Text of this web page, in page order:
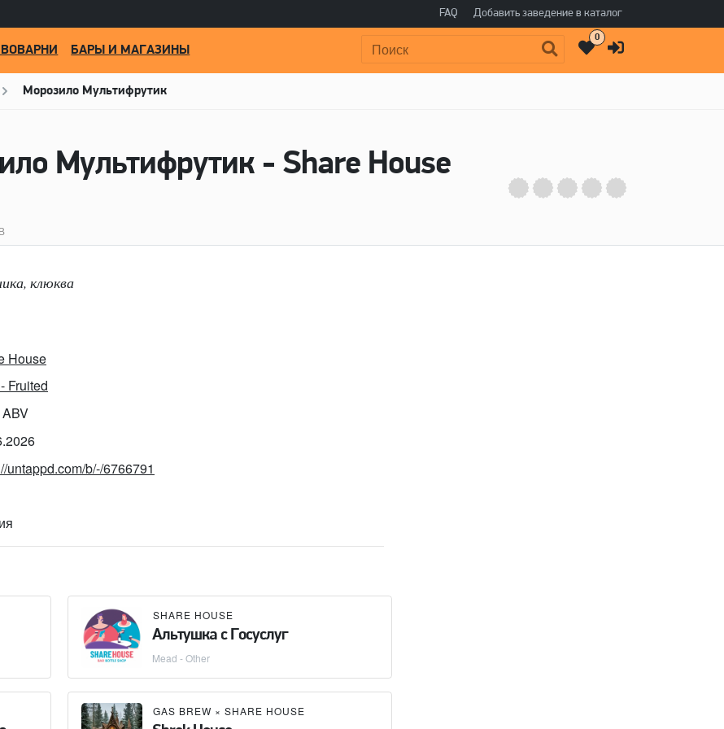
FAQ Добавить заведение в каталог
Поиск:
БАРЫ И МАГАЗИНЫ
0
Морозило Мультифрутик
Мультифрутик - Share House
клюква
House
Fruited
untappd.com/b/-/6766791
SHARE HOUSE
Альтушка с Госуслуг
Mead - Other
GAS BREW × SHARE HOUSE